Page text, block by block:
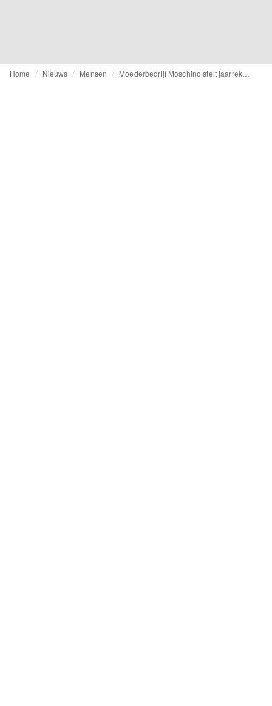
Home Nieuws Mensen Moederbedrijf Moschino stelt jaarrekening 2025 uit vanwege herstructurering en stelt nieuw hoofd investeerdersrelaties aan